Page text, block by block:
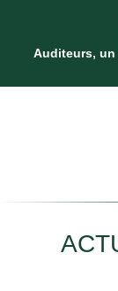
Auditeurs, un